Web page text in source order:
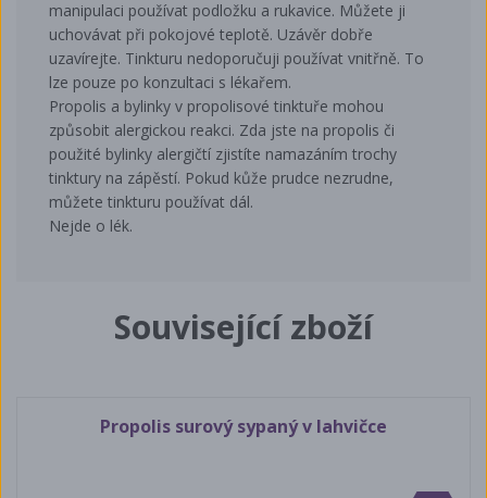
manipulaci používat podložku a rukavice. Můžete ji
uchovávat při pokojové teplotě. Uzávěr dobře
uzavírejte. Tinkturu nedoporučuji používat vnitřně. To
lze pouze po konzultaci s lékařem.
Propolis a bylinky v propolisové tinktuře mohou
způsobit alergickou reakci. Zda jste na propolis či
použité bylinky alergičtí zjistíte namazáním trochy
tinktury na zápěstí. Pokud kůže prudce nezrudne,
můžete tinkturu používat dál.
Nejde o lék.
Související zboží
Propolis surový sypaný v lahvičce